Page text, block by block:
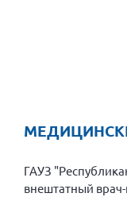
ГАУЗ
внештатный